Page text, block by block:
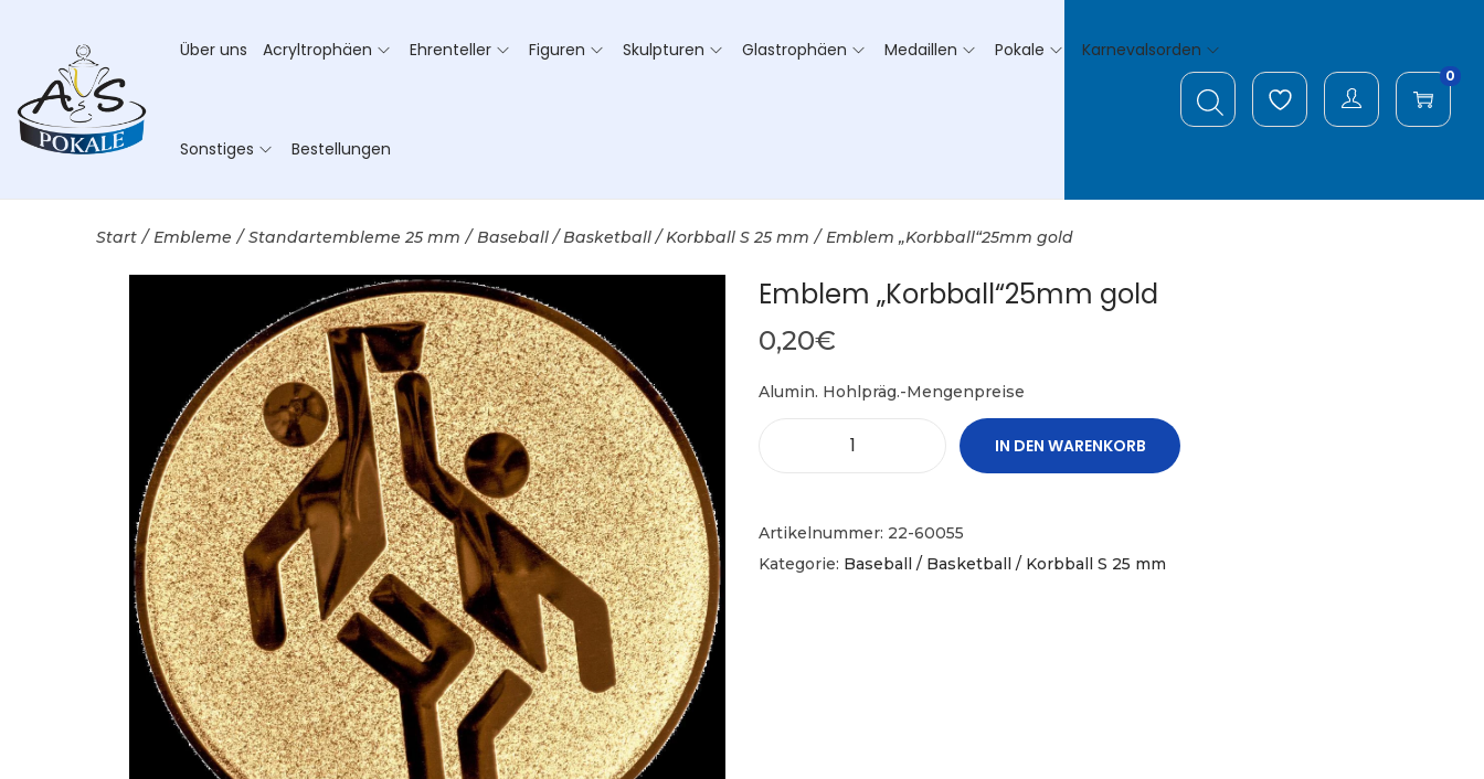
Über uns Acryltrophäen Ehrenteller Figuren Skulpturen Glastrophäen Medaillen Pokale Karnevalsorden
Sonstiges Bestellungen
0
Start / Embleme / Standartembleme 25 mm / Baseball / Basketball / Korbball S 25 mm / Emblem „Korbball“25mm gold
Emblem „Korbball“25mm gold
0,20€
Alumin. Hohlpräg.-Mengenpreise
IN DEN WARENKORB
Artikelnummer: 22-60055
Kategorie: Baseball / Basketball / Korbball S 25 mm